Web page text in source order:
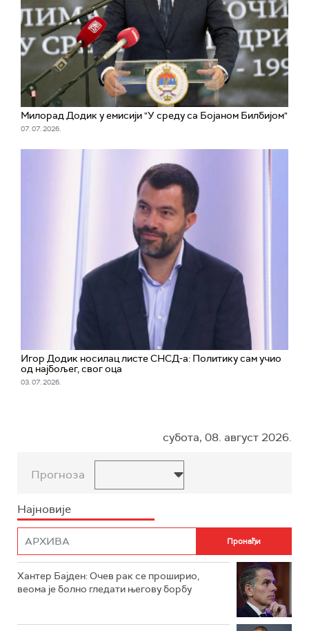
Милорад Додик у емисији "У среду са Бојаном Билбијом"
07. 07. 2026.
Игор Додик носилац листе СНСД-а: Политику сам учио
од најбољег, свог оца
03. 07. 2026.
субота, 08. август 2026.
Прогноза
Најновије
Хантер Бајден: Очев рак се проширио,
веома је болно гледати његову борбу